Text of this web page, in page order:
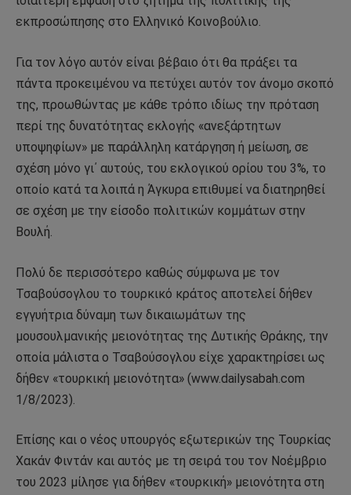
εκπροσώπησης στο Ελληνικό Κοινοβούλιο.
Για τον λόγο αυτόν είναι βέβαιο ότι θα πράξει τα
πάντα προκειμένου να πετύχει αυτόν τον άνομο σκοπό
της, προωθώντας με κάθε τρόπο ιδίως την πρόταση
περί της δυνατότητας εκλογής «ανεξάρτητων
υποψηφίων» με παράλληλη κατάργηση ή μείωση, σε
σχέση μόνο γι΄ αυτούς, του εκλογικού ορίου του 3%, το
οποίο κατά τα λοιπά η Άγκυρα επιθυμεί να διατηρηθεί
σε σχέση με την είσοδο πολιτικών κομμάτων στην
Βουλή.
Πολύ δε περισσότερο καθώς σύμφωνα με τον
Τσαβούσογλου το τουρκικό κράτος αποτελεί δήθεν
εγγυήτρια δύναμη των δικαιωμάτων της
μουσουλμανικής μειονότητας της Δυτικής Θράκης, την
οποία μάλιστα ο Τσαβούσογλου είχε χαρακτηρίσει ως
δήθεν «τουρκική μειονότητα» (www.dailysabah.com
1/8/2023).
Επίσης και ο νέος υπουργός εξωτερικών της Τουρκίας
Χακάν Φιντάν και αυτός με τη σειρά του τον Νοέμβριο
του 2023 μίλησε για δήθεν «τουρκική» μειονότητα στη